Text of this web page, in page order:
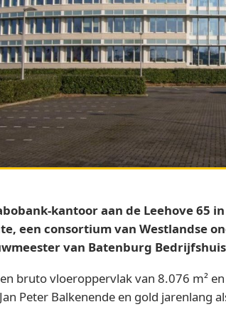
kantoor aan de Leehove
een consortium van Westlandse
van Batenburg
bruto vloeroppervlak van 8.076 m²
Peter Balkenende en gold jarenlang